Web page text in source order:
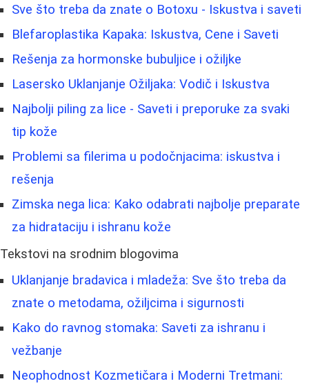
Sve što treba da znate o Botoxu - Iskustva i saveti
Blefaroplastika Kapaka: Iskustva, Cene i Saveti
Rešenja za hormonske bubuljice i ožiljke
Lasersko Uklanjanje Ožiljaka: Vodič i Iskustva
Najbolji piling za lice - Saveti i preporuke za svaki
tip kože
Problemi sa filerima u podočnjacima: iskustva i
rešenja
Zimska nega lica: Kako odabrati najbolje preparate
za hidrataciju i ishranu kože
Tekstovi na srodnim blogovima
Uklanjanje bradavica i mladeža: Sve što treba da
znate o metodama, ožiljcima i sigurnosti
Kako do ravnog stomaka: Saveti za ishranu i
vežbanje
Neophodnost Kozmetičara i Moderni Tretmani: